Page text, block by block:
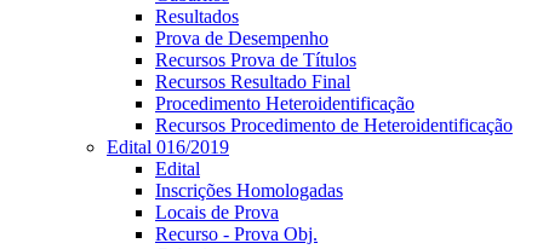
Resultados
Prova de Desempenho
Recursos Prova de Títulos
Recursos Resultado Final
Procedimento Heteroidentificação
Recursos Procedimento de Heteroidentificação
Edital 016/2019
Edital
Inscrições Homologadas
Locais de Prova
Recurso - Prova Obj.